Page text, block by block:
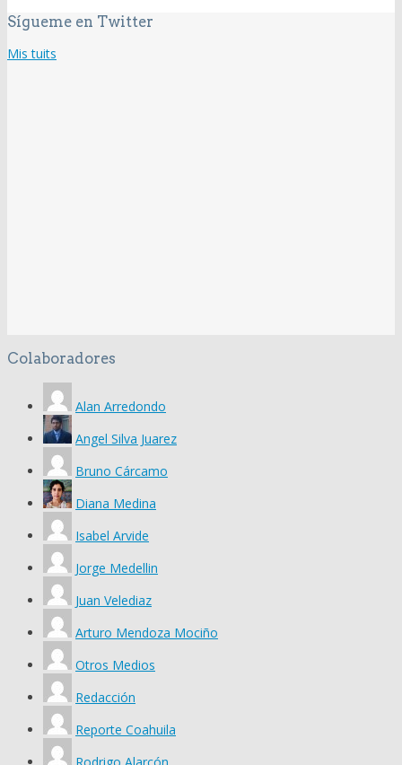
Sígueme en Twitter
Mis tuits
Colaboradores
Alan Arredondo
Angel Silva Juarez
Bruno Cárcamo
Diana Medina
Isabel Arvide
Jorge Medellin
Juan Velediaz
Arturo Mendoza Mociño
Otros Medios
Redacción
Reporte Coahuila